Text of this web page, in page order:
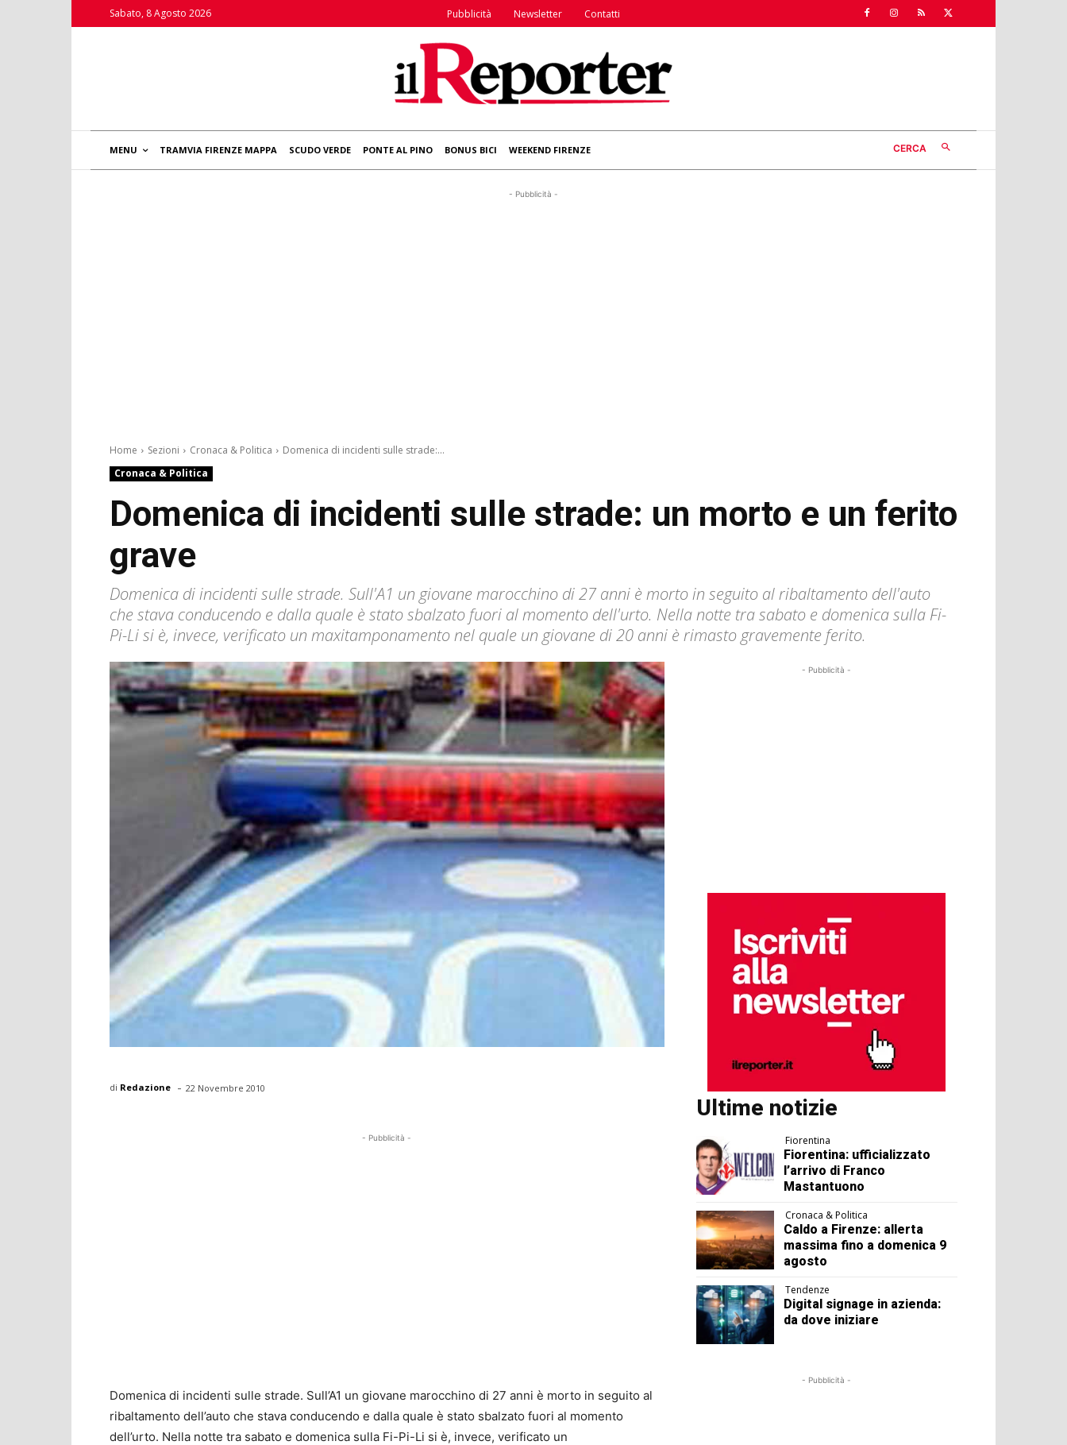
Sabato, 8 Agosto 2026 Pubblicità Newsletter Contatti
MENU TRAMVIA FIRENZE MAPPA SCUDO VERDE PONTE AL PINO BONUS BICI WEEKEND FIRENZE CERCA
- Pubblicità -
Home Sezioni Cronaca & Politica
Domenica di incidenti sulle strade:...
Cronaca & Politica
Domenica di incidenti sulle strade: un morto e un ferito
grave
Domenica di incidenti sulle strade. Sull'A1 un giovane marocchino di 27 anni è morto in seguito al ribaltamento dell'auto
che stava conducendo e dalla quale è stato sbalzato fuori al momento dell'urto. Nella notte tra sabato e domenica sulla Fi-
Pi-Li si è, invece, verificato un maxitamponamento nel quale un giovane di 20 anni è rimasto gravemente ferito.
di Redazione - 22 Novembre 2010
- Pubblicità -
Domenica di incidenti sulle strade. Sull’A1 un giovane marocchino di 27 anni è morto in seguito al
ribaltamento dell’auto che stava conducendo e dalla quale è stato sbalzato fuori al momento
dell’urto. Nella notte tra sabato e domenica sulla Fi-Pi-Li si è, invece, verificato un
- Pubblicità -
Ultime notizie
Fiorentina
Fiorentina: ufficializzato
l’arrivo di Franco
Mastantuono
Cronaca & Politica
Caldo a Firenze: allerta
massima fino a domenica 9
agosto
Tendenze
Digital signage in azienda:
da dove iniziare
- Pubblicità -